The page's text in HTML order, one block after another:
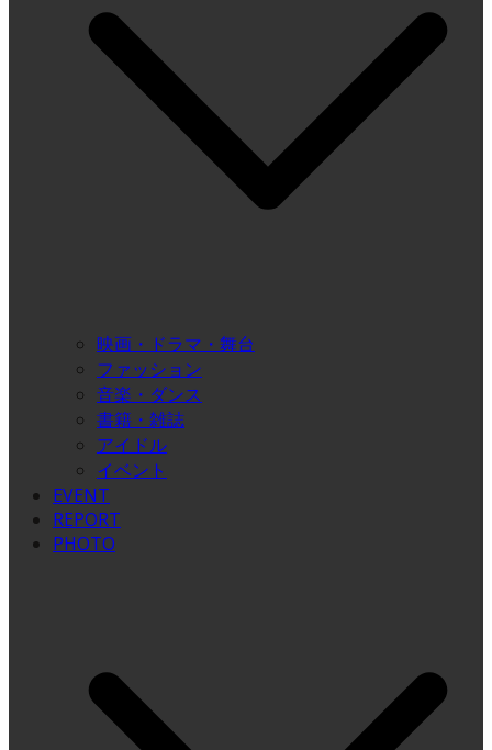
映画・ドラマ・舞台
ファッション
音楽・ダンス
書籍・雑誌
アイドル
イベント
EVENT
REPORT
PHOTO